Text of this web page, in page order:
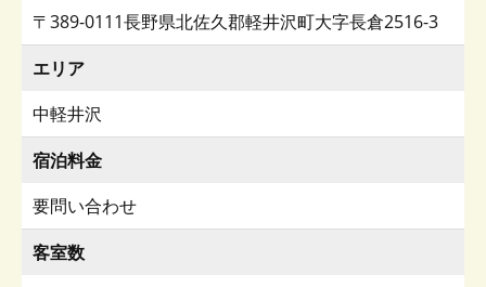
〒389-0111長野県北佐久郡軽井沢町大字長倉2516-3
エリア
中軽井沢
宿泊料金
要問い合わせ
客室数